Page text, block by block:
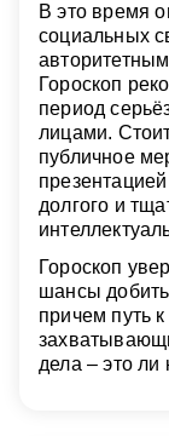
В это время
социальных
Гороскоп
период
лицами.
публичное
долгого и
Гороскоп
шансы
причем путь
дела – это ли